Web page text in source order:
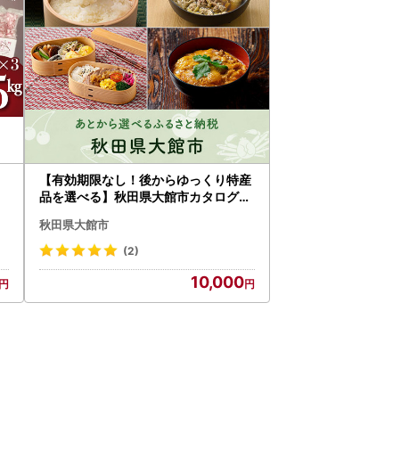
【有効期限なし！後からゆっくり特産
品を選べる】秋田県大館市カタログポ
秋田県大館市
(2)
10,000